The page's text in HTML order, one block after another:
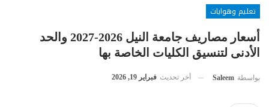
تعليم وهوايات
أسعار مصاريف جامعة النيل 2026-2027 والحد
الأدنى لتنسيق الكليات الخاصة بها
بواسطة Saleem أخر تحديث فبراير 19, 2026